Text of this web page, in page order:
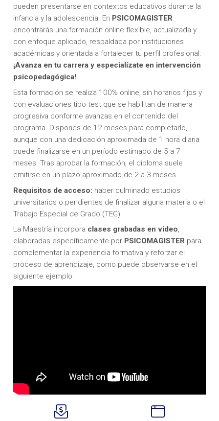
pueden presentarse en contextos educativos durante la
infancia y la adolescencia. En PSICOMAGISTER
encontrarás una formación online flexible, actualizada y
con enfoque aplicado, respaldada por instituciones
académicas y orientada a fortalecer tu perfil profesional.
¡Avanza en tu carrera y especialízate en intervención
psicopedagógica!
Esta formación se realiza 100% online, sin horarios fijos y
con evaluaciones tipo test que se habilitan de manera
progresiva conforme avanzas en el contenido del
programa. Dispones de 12 meses para completarlo,
aunque con una dedicación aproximada de 1 hora diaria
puede finalizarse en un período estimado de 5 a 7
meses. Tras aprobar la formación, el diploma suele
emitirse en un plazo aproximado de 2 a 3 meses.
Requisitos de acceso: haber culminado estudios
universitarios o pendientes de finalizar alguna materia o el
Trabajo Especial de Grado (TEG)
La Maestría incorpora clases grabadas en video,
elaboradas específicamente por PSICOMAGISTERpara
complementar la experiencia formativa y reforzar el
proceso de aprendizaje, como puede observarse en el
siguiente ejemplo: